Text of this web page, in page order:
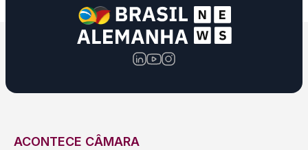
ACONTECE CÂMARA